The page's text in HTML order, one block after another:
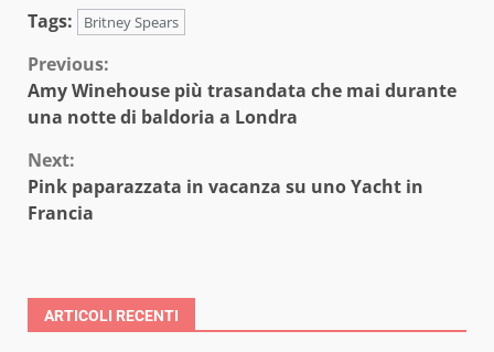
Tags: Britney Spears
Continue
Reading
Previous:
Amy Winehouse più trasandata che mai durante
una notte di baldoria a Londra
Next:
Pink paparazzata in vacanza su uno Yacht in
Francia
ARTICOLI RECENTI